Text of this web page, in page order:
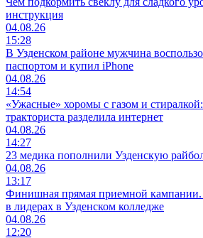
инструкция
04.08.26
15:28
В Узденском районе мужчина
паспортом и купил iPhone
04.08.26
14:54
«Ужасные» хоромы с газом и
тракториста разделила интернет
04.08.26
14:27
23 медика пополнили Узденскую
04.08.26
13:17
Финишная прямая приемной кампании.
в лидерах в Узденском колледже
04.08.26
12:20